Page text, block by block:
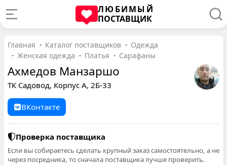
ЛЮБИМЫЙ
ПОСТАВЩИК
Главная Каталог поставщиков
Одежда
Женская одежда
Платья Сарафаны
Ахмедов Манзаршо
ТК Садовод, Корпус А, 2Б-33
ВКонтакте
Проверка поставщика
Если вы собираетесь сделать крупный заказ самостоятельно, а не
через посредника, то сначала поставщика лучше проверить.